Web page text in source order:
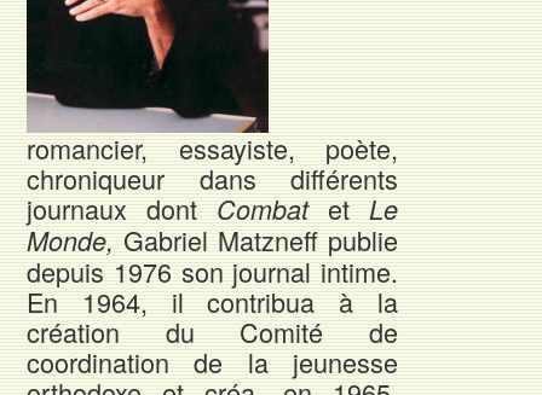
romancier, essayiste, poète,
chroniqueur dans différents
journaux dont Combat et Le
Monde, Gabriel Matzneff publie
depuis 1976 son journal intime.
En 1964, il contribua à la
création du Comité de
coordination de la jeunesse